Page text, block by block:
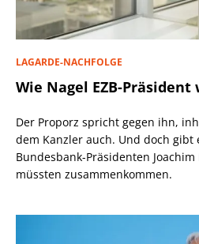
LAGARDE-NACHFOLGE
Wie Nagel EZB-
Der Proporz spricht gegen ihn,
dem Kanzler auch. Und doch gibt
Bundesbank-Präsidenten
müssten zusammenkommen.